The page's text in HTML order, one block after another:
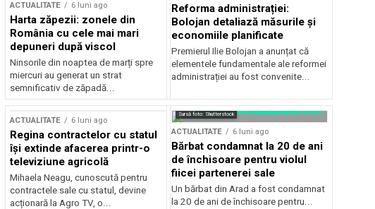
ACTUALITATE 6 luni ago
Harta zăpezii: zonele din
România cu cele mai mari
depuneri după viscol
Ninsorile din noaptea de marți spre
miercuri au generat un strat
semnificativ de zăpadă...
Reforma administrației:
Bolojan detaliază măsurile și
economiile planificate
Premierul Ilie Bolojan a anunțat că
elementele fundamentale ale reformei
administrației au fost convenite...
ACTUALITATE 6 luni ago
Regina contractelor cu statul
își extinde afacerea printr-o
televiziune agricolă
Mihaela Neagu, cunoscută pentru
contractele sale cu statul, devine
acționară la Agro TV, o...
Sursă foto: Shutterstock
ACTUALITATE 6 luni ago
Bărbat condamnat la 20 de ani
de închisoare pentru violul
fiicei partenerei sale
Un bărbat din Arad a fost condamnat
la 20 de ani de închisoare pentru...